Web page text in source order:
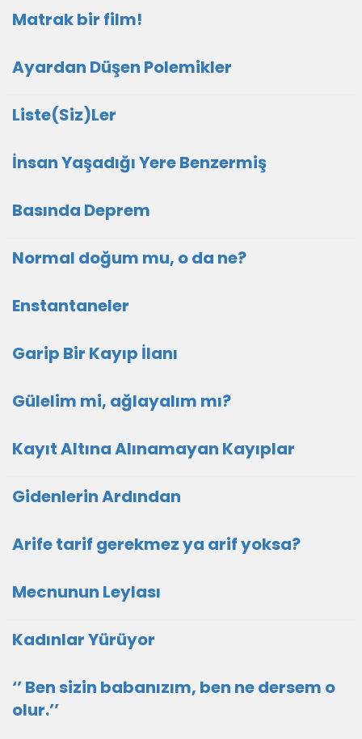
Matrak bir film!
Ayardan Düşen Polemikler
Liste(Siz)Ler
İnsan Yaşadığı Yere Benzermiş
Basında Deprem
Normal doğum mu, o da ne?
Enstantaneler
Garip Bir Kayıp İlanı
Gülelim mi, ağlayalım mı?
Kayıt Altına Alınamayan Kayıplar
Gidenlerin Ardından
Arife tarif gerekmez ya arif yoksa?
Mecnunun Leylası
Kadınlar Yürüyor
‘’ Ben sizin babanızım, ben ne dersem o
olur.’’